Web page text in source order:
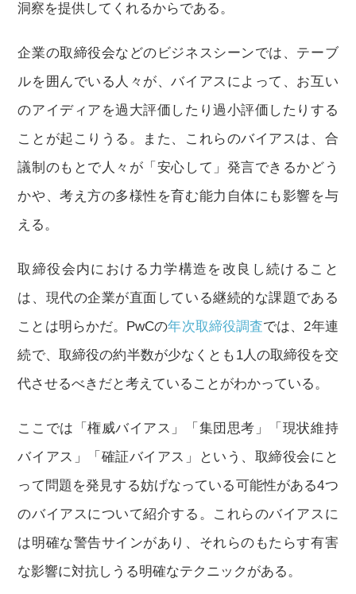
洞察を提供してくれるからである。
企業の取締役会などのビジネスシーンでは、テーブ
ルを囲んでいる人々が、バイアスによって、お互い
のアイディアを過大評価したり過小評価したりする
ことが起こりうる。また、これらのバイアスは、合
議制のもとで人々が「安心して」発言できるかどう
かや、考え方の多様性を育む能力自体にも影響を与
える。
取締役会内における力学構造を改良し続けること
は、現代の企業が直面している継続的な課題である
ことは明らかだ。PwCの年次取締役調査では、2年連
続で、取締役の約半数が少なくとも1人の取締役を交
代させるべきだと考えていることがわかっている。
ここでは「権威バイアス」「集団思考」「現状維持
バイアス」「確証バイアス」という、取締役会にと
って問題を発見する妨げなっている可能性がある4つ
のバイアスについて紹介する。これらのバイアスに
は明確な警告サインがあり、それらのもたらす有害
な影響に対抗しうる明確なテクニックがある。